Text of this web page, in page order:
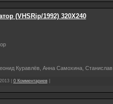
(VHSRip/1992) 320Х240
Куравлёв, Анна Самохина,
| 0 Комментариев|